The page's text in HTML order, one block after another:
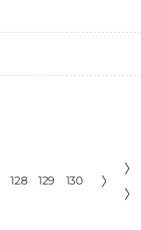
128 129 130 〉
〉
〉